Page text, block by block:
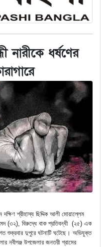
নারীকে ধর্ষণের
শ্রীহাস্য ছিদ্দিক আলী মোয়াল্লেম
(৩২), বিরুদ্ধে বাক প্রতিবন্ধী (২৫) এক
শুক্রবার দুপুরে ঘটনাটি ঘটেছে। অভিযুক্ত
নবীগঞ্জ উপজেলার জনতরী গ্রামের